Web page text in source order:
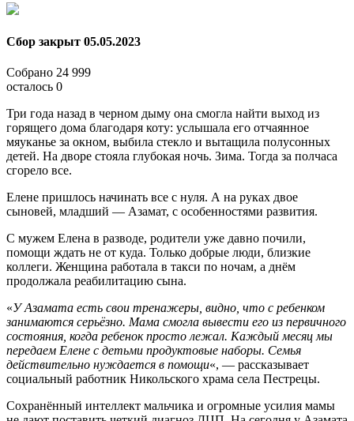
Сбор закрыт 05.05.2023
Собрано 24 999
осталось 0
Три года назад в черном дыму она смогла найти выход из
горящего дома благодаря коту: услышала его отчаянное
мяуканье за окном, выбила стекло и вытащила полусонных
детей. На дворе стояла глубокая ночь. Зима. Тогда за полчаса
сгорело все.
Елене пришлось начинать все с нуля. А на руках двое
сыновей, младший — Азамат, с особенностями развития.
С мужем Елена в разводе, родители уже давно почили,
помощи ждать не от куда. Только добрые люди, близкие
коллеги. Женщина работала в такси по ночам, а днём
продолжала реабилитацию сына.
«У Азамата есть свои тренажеры, видно, что с ребенком
занимаются серьёзно. Мама смогла вывести его из первичного
состояния, когда ребенок просто лежал. Каждый месяц мы
передаем Елене с детьми продуктовые наборы. Семья
действительно нуждается в помощи«, — рассказывает
социальный работник Никольского храма села Пестрецы.
Сохранённый интеллект мальчика и огромные усилия мамы